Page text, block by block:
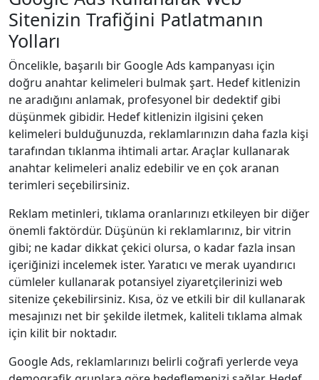
Sitenizin Trafiğini Patlatmanın
Yolları
Öncelikle, başarılı bir Google Ads kampanyası için
doğru anahtar kelimeleri bulmak şart. Hedef kitlenizin
ne aradığını anlamak, profesyonel bir dedektif gibi
düşünmek gibidir. Hedef kitlenizin ilgisini çeken
kelimeleri bulduğunuzda, reklamlarınızın daha fazla kişi
tarafından tıklanma ihtimali artar. Araçlar kullanarak
anahtar kelimeleri analiz edebilir ve en çok aranan
terimleri seçebilirsiniz.
Reklam metinleri, tıklama oranlarınızı etkileyen bir diğer
önemli faktördür. Düşünün ki reklamlarınız, bir vitrin
gibi; ne kadar dikkat çekici olursa, o kadar fazla insan
içeriğinizi incelemek ister. Yaratıcı ve merak uyandırıcı
cümleler kullanarak potansiyel ziyaretçilerinizi web
sitenize çekebilirsiniz. Kısa, öz ve etkili bir dil kullanarak
mesajınızı net bir şekilde iletmek, kaliteli tıklama almak
için kilit bir noktadır.
Google Ads, reklamlarınızı belirli coğrafi yerlerde veya